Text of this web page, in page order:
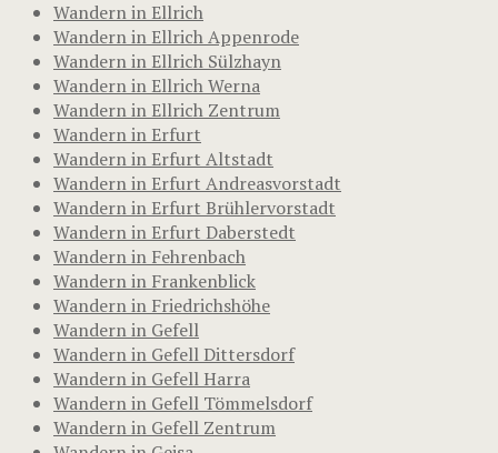
Wandern in Ellrich
Wandern in Ellrich Appenrode
Wandern in Ellrich Sülzhayn
Wandern in Ellrich Werna
Wandern in Ellrich Zentrum
Wandern in Erfurt
Wandern in Erfurt Altstadt
Wandern in Erfurt Andreasvorstadt
Wandern in Erfurt Brühlervorstadt
Wandern in Erfurt Daberstedt
Wandern in Fehrenbach
Wandern in Frankenblick
Wandern in Friedrichshöhe
Wandern in Gefell
Wandern in Gefell Dittersdorf
Wandern in Gefell Harra
Wandern in Gefell Tömmelsdorf
Wandern in Gefell Zentrum